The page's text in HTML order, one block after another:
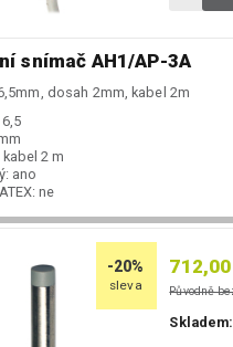
snímač AH1/AP-3A
dosah 2mm, kabel 2m
kabel 2 m
ano
ne
-20%
sleva
Původně
Skladem: